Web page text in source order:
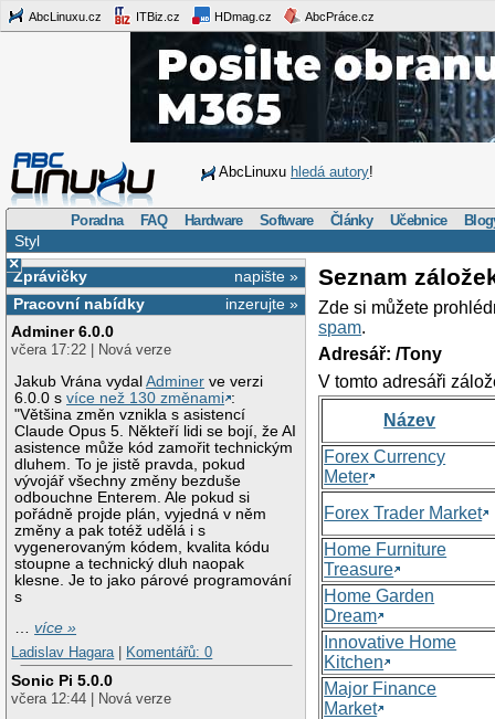
AbcLinuxu.cz ITBiz.cz HDmag.cz AbcPráce.cz
AbcLinuxu hledá autory!
Poradna FAQ Hardware Software Články Učebnice
Styl
×
napište »
Zprávičky
inzerujte »
Pracovní nabídky
Adminer 6.0.0
včera 17:22 | Nová verze
Jakub Vrána vydalAdminer ve verzi
6.0.0 svíce než 130 změnami :
"Většina změn vznikla s asistencí
Claude Opus 5. Někteří lidi se bojí, že AI
asistence může kód zamořit technickým
dluhem. To je jistě pravda, pokud
vývojář všechny změny bezduše
odbouchne Enterem. Ale pokud si
pořádně projde plán, vyjedná v něm
změny a pak totéž udělá i s
vygenerovaným kódem, kvalita kódu
stoupne a technický dluh naopak
klesne. Je to jako párové programování
s
…více »
Ladislav Hagara
Komentářů: 0
Sonic Pi 5.0.0
včera 12:44 | Nová verze
Seznam
Zde si můžete
spam.
Adresář: /Tony
V tomto adresáři
Název
Forex Currency
Meter
Forex Trader Market
Home Furniture
Treasure
Home Garden
Dream
Innovative Home
Kitchen
Major Finance
Market